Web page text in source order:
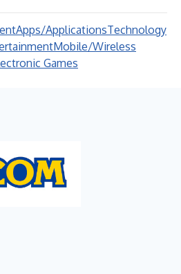
Apps/ApplicationsTechnology
Mobile/Wireless
Games